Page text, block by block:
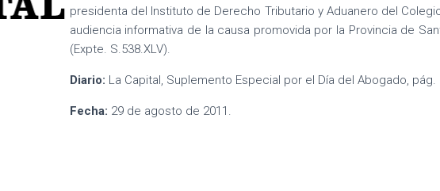
presidenta del Instituto de Derecho Tributario y Aduanero del
audiencia informativa de la causa promovida por la Provincia de
(Expte. S.538.XLV).
Diario: La Capital, Suplemento Especial por el Día del Abogado, pág.
Fecha: 29 de agosto de 2011.